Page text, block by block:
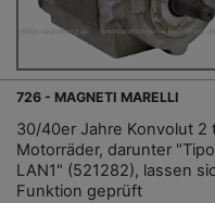
726 - MAGNETI MARELLI
30/40er Jahre Konvolut 2
Motorräder, darunter
LAN1" (521282), lassen
Funktion geprüft